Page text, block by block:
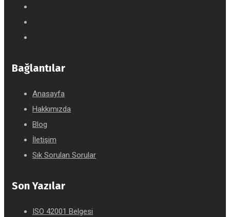
Bağlantılar
Anasayfa
Hakkımızda
Blog
İletişim
Sık Sorulan Sorular
Son Yazılar
ISO 42001 Belgesi